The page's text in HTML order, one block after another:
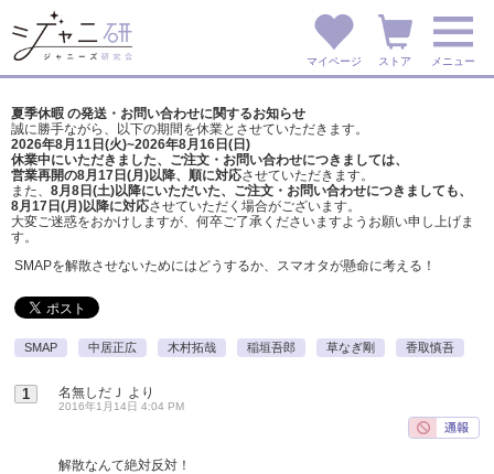
マイページ ストア メニュー
夏季休暇 の発送・お問い合わせに関するお知らせ
誠に勝手ながら、以下の期間を休業とさせていただきます。
2026年8月11日(火)~2026年8月16日(日)
休業中にいただきました、ご注文・お問い合わせにつきましては、
営業再開の8月17日(月)以降、順に対応させていただきます。
また、 8月8日(土)以降にいただいた、ご注文・ お問い合わせにつきましても、
8月17日(月)以降に対応させていただく場合がございます。
大変ご迷惑をおかけしますが、 何卒ご了承くださいますようお願い申し上げま
す。
SMAPを解散させないためにはどうするか、スマオタが懸命に考える！
SMAP 中居正広 木村拓哉 稲垣吾郎 草なぎ剛 香取慎吾
1 名無しだＪ より
2016年1月14日 4:04 PM
解散なんて絶対反対！